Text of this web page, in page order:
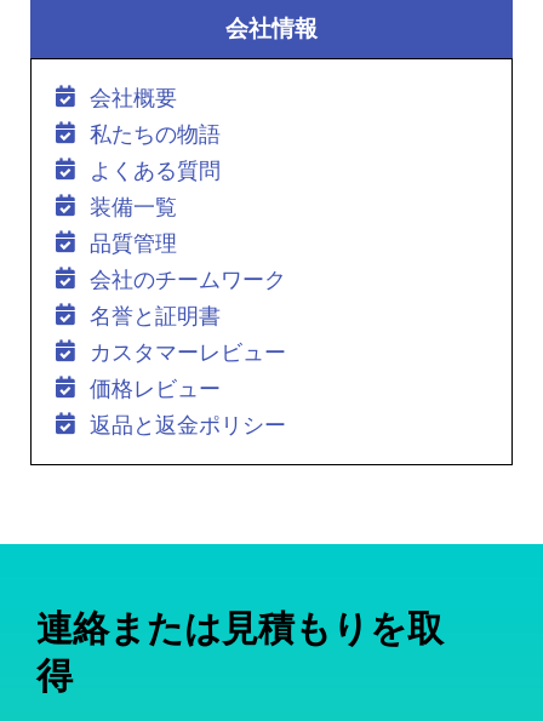
会社情報
会社概要
私たちの物語
よくある質問
装備一覧
品質管理
会社のチームワーク
名誉と証明書
カスタマーレビュー
価格レビュー
返品と返金ポリシー
連絡または見積もりを取
得